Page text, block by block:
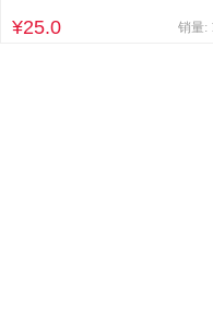
¥25.0 销量: